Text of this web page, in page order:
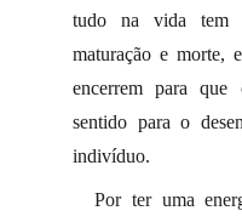
tudo na vida tem
maturação e morte,
encerrem para que
sentido para o
indivíduo.
Por ter uma